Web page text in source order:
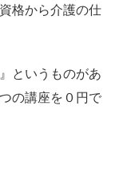
格から介護の仕
というものがあ
の講座を０円で